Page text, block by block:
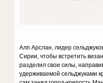
Алп Арслан, лидер
Сирии, чтобы встретить
разделил свои силы,
удерживаемой сельджуками